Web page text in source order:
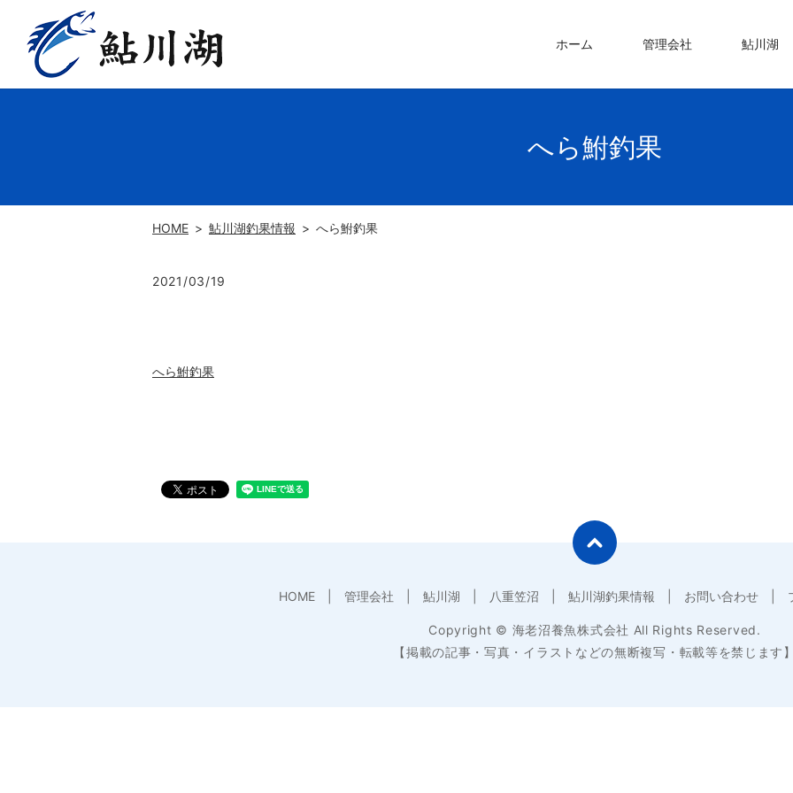
ホーム 管理会社 鮎川湖
へら鮒釣果
HOME 鮎川湖釣果情報 へら鮒釣果
2021/03/19
へら鮒釣果
HOME 管理会社 鮎川湖 八重笠沼 鮎川湖釣果情報 お問い合わせ
Copyright © 海老沼養魚株式会社 All Rights Reserved.
【掲載の記事・写真・イラストなどの無断複写・転載等を禁じます】